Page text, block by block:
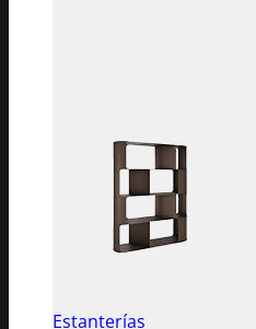
Estanterías